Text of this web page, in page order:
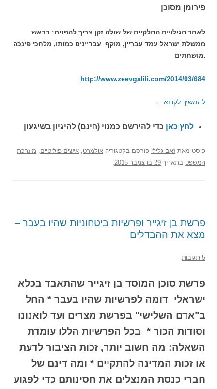
פירומן מסוכן
לאחר הגילויים החלקיים של שולה זקן צריך להפנים: בראש
ממשלת ישראל עמד עבריין, מוקף עבריינים כמותו, מלחכי פינכה
מושחתים
http://www.zeevgalili.com/2014/03/684
להמשיך לקרוא←
לחץ כאן כדי להירשם כ מנוי (חינם) להיגיון בשיגעון
פוסטמאתזאב גליליפורסם בקטגוריהאולמרט, אישים פוליטיים, מערכת
המשפטבתאריך29 בדצמבר 2015 .
פרשת בן זיגייר ופרשיות ביטחוניות שהיו בעבר –
מצא את ההבדלים
פרשת סוכן המוסד בן זיגייר שהתאבד בכלא
ישראלי דומה לפרשיות שהיו בעבר * החל
ב"אדם השלישי" בפרשת מצרים ועד לואנונו
וסודות הכור * בכל הפרשיות הללו עומדת
השאלה: מה חשוב יותר, זכות הציבור לדעת
או זכות המדינה להתקיים * ומה דינם של
חברי כנסת המנצלים את חסינותם כדי לפגוע